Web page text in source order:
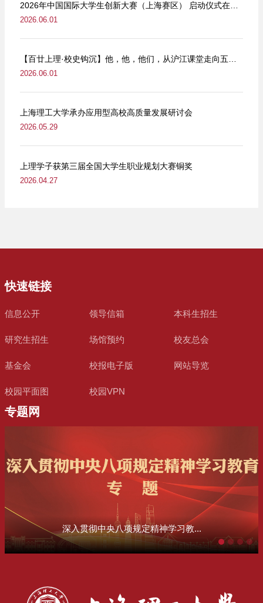
2026年中国国际大学生创新大赛（上海赛区） 启动仪式在我校举行
2026.06.01
【百廿上理·校史钩沉】他，他，他们，从沪江课堂走向五卅街头
2026.06.01
上海理工大学承办应用型高校高质量发展研讨会
2026.05.29
上理学子获第三届全国大学生职业规划大赛铜奖
2026.04.27
快速链接
信息公开 领导信箱 本科生招生
研究生招生 场馆预约 校友总会
基金会 校报电子版 网站导览
校园平面图 校园VPN
专题网
深入贯彻中央八项规定精神学习教...